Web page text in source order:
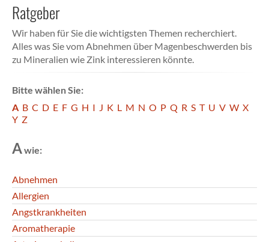
Ratgeber
Wir haben für Sie die wichtigsten Themen recherchiert.
Alles was Sie vom Abnehmen über Magenbeschwerden bis
zu Mineralien wie Zink interessieren könnte.
Bitte wählen Sie:
A B C D E F G H I J K L M N O P Q R S T U V W X
Y Z
Awie:
Abnehmen
Allergien
Angstkrankheiten
Aromatherapie